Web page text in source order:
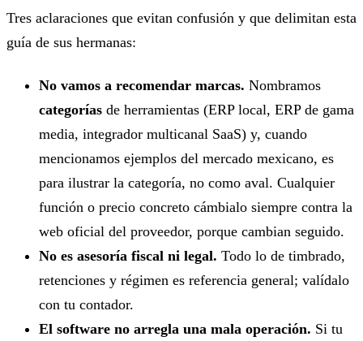
Tres aclaraciones que evitan confusión y que delimitan esta
guía de sus hermanas:
No vamos a recomendar marcas. Nombramos
categorías de herramientas (ERP local, ERP de gama
media, integrador multicanal SaaS) y, cuando
mencionamos ejemplos del mercado mexicano, es
para ilustrar la categoría, no como aval. Cualquier
función o precio concreto cámbialo siempre contra la
web oficial del proveedor, porque cambian seguido.
No es asesoría fiscal ni legal. Todo lo de timbrado,
retenciones y régimen es referencia general; valídalo
con tu contador.
El software no arregla una mala operación. Si tu